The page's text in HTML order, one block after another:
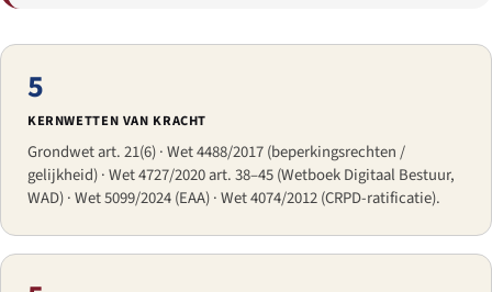
5
KERNWETTEN VAN KRACHT
Grondwet art. 21(6) · Wet 4488/2017 (beperkingsrechten /
gelijkheid) · Wet 4727/2020 art. 38–45 (Wetboek Digitaal Bestuur,
WAD) · Wet 5099/2024 (EAA) · Wet 4074/2012 (CRPD-ratificatie).